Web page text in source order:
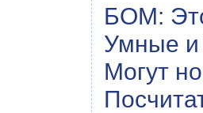
БОМ:
Умные и
Могут